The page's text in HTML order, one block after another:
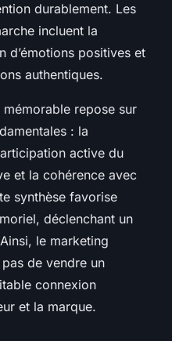
durablement. Les
incluent la
d’émotions positives et
authentiques.
repose sur
: la
active du
et la cohérence avec
synthèse favorise
déclenchant un
le marketing
de vendre un
connexion
et la marque.